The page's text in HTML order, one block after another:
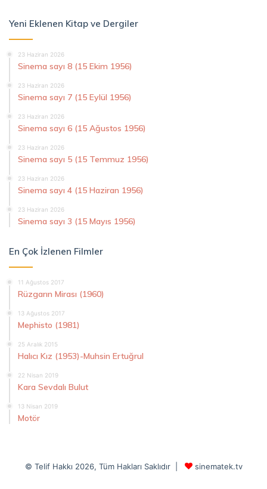
Yeni Eklenen Kitap ve Dergiler
23 Haziran 2026
Sinema sayı 8 (15 Ekim 1956)
23 Haziran 2026
Sinema sayı 7 (15 Eylül 1956)
23 Haziran 2026
Sinema sayı 6 (15 Ağustos 1956)
23 Haziran 2026
Sinema sayı 5 (15 Temmuz 1956)
23 Haziran 2026
Sinema sayı 4 (15 Haziran 1956)
23 Haziran 2026
Sinema sayı 3 (15 Mayıs 1956)
En Çok İzlenen Filmler
11 Ağustos 2017
Rüzgarın Mirası (1960)
13 Ağustos 2017
Mephisto (1981)
25 Aralık 2015
Halıcı Kız (1953)-Muhsin Ertuğrul
22 Nisan 2019
Kara Sevdalı Bulut
13 Nisan 2019
Motör
© Telif Hakkı 2026, Tüm Hakları Saklıdır | sinematek.tv